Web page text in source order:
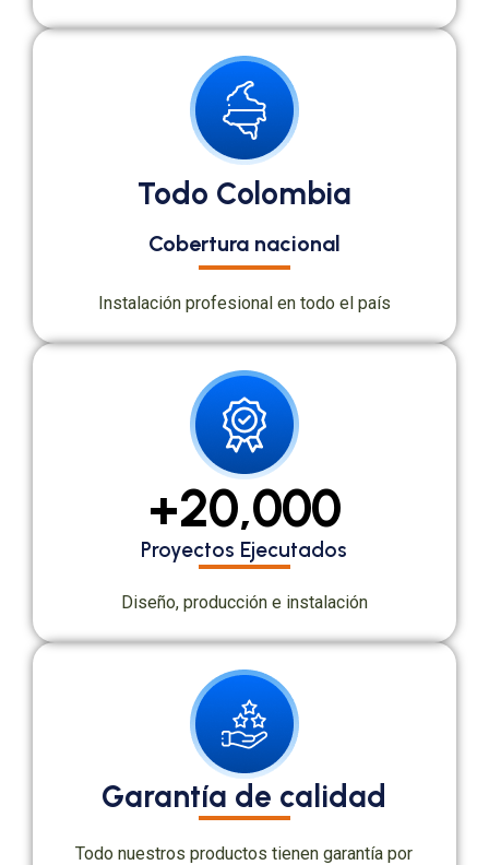
Todo Colombia
Cobertura nacional
Instalación profesional en todo el país
Proyectos Ejecutados
+20,000
Diseño, producción e instalación
Garantía de calidad
Todo nuestros productos tienen garantía por